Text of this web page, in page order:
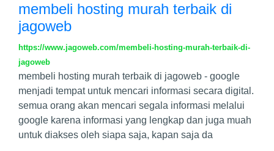
membeli hosting murah terbaik di
jagoweb
https://www.jagoweb.com/membeli-hosting-murah-terbaik-di-
jagoweb
membeli hosting murah terbaik di jagoweb - google
menjadi tempat untuk mencari informasi secara digital.
semua orang akan mencari segala informasi melalui
google karena informasi yang lengkap dan juga muah
untuk diakses oleh siapa saja, kapan saja da